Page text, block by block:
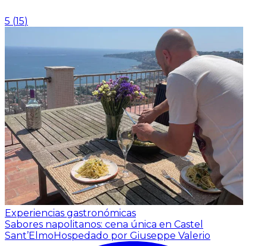
5 (15)
Experiencias gastronómicas
Sabores napolitanos: cena única en Castel
Sant’ElmoHospedado por Giuseppe Valerio